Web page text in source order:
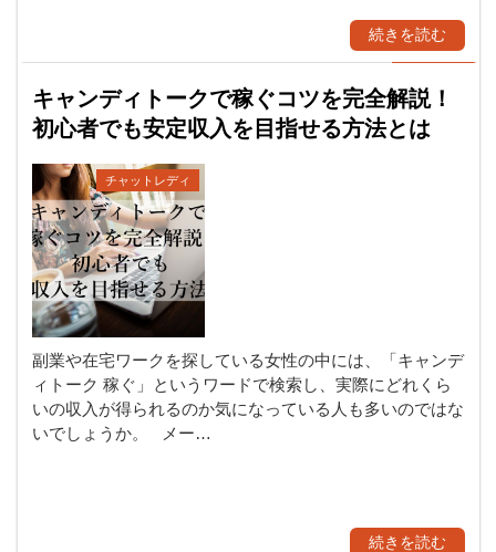
続きを読む
キャンディトークで稼ぐコツを完全解説！
初心者でも安定収入を目指せる方法とは
チャットレディ
副業や在宅ワークを探している女性の中には、「キャンデ
ィトーク 稼ぐ」というワードで検索し、実際にどれくら
いの収入が得られるのか気になっている人も多いのではな
いでしょうか。 メー…
続きを読む